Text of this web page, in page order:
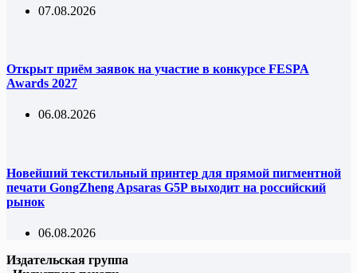
07.08.2026
Открыт приём заявок на участие в конкурсе FESPA
Awards 2027
06.08.2026
Новейший текстильный принтер для прямой пигментной
печати GongZheng Apsaras G5P выходит на российский
рынок
06.08.2026
Издательская группа